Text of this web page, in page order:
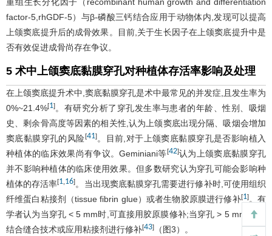
重组生长分化因子（recombinant human growth and differentiation
factor-5,rhGDF-5）与β-磷酸三钙结合应用于动物体内,发现可以提高
上颌窦底提升后的成骨效果。目前,关于生长因子在上颌窦底提升中是
否有效促进成骨尚存在争议。
5 术中上颌窦底黏膜穿孔对种植体存活率影响及处理
在上颌窦底提升术中,窦底黏膜穿孔是术中最常见的并发症,且发生率为
0%~21.4%[1]。有研究分析了穿孔发生率与患者的年龄、性别、吸烟
史、剩余骨高度等因素的相关性,认为上颌窦底出现分隔、吸烟会增加
窦底黏膜穿孔的风险[41]。目前,对于上颌窦底黏膜穿孔是否影响植入
种植体的临床效果尚有争议。Geminiani等[42]认为上颌窦底黏膜穿孔
并不影响种植体的临床使用效果。但多数研究认为穿孔可能会影响种
植体的存活率[1 16]。当出现窦底黏膜穿孔需要进行修补时,可使用组织
纤维蛋白粘接剂（tissue fibrin glue）或者生物胶原膜进行修补[1]。有
学者认为当穿孔 < 5 mm时,可直接用胶原膜修补;当穿孔 > 5 mm时,应
结合缝合技术或应用粘接剂进行修补[43] （ 图3）。